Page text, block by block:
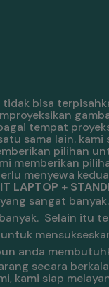
bisa
tempat
sama lain. kami
pilihan
memberikan
menyewa
LAPTOP +
sangat banyak.
Selain itu
anda
secara
kami siap